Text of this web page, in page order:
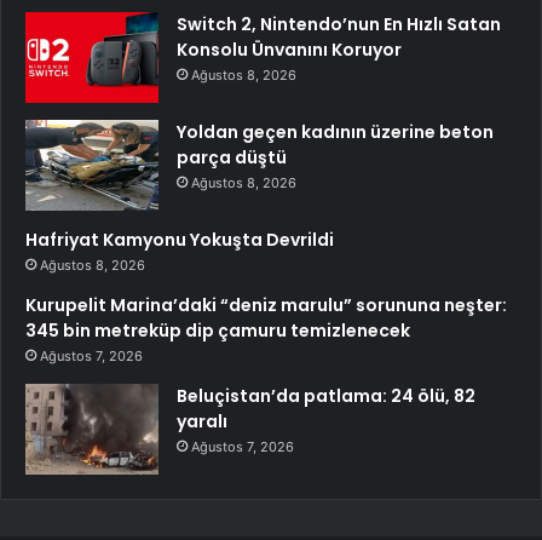
Switch 2, Nintendo’nun En Hızlı Satan
Konsolu Ünvanını Koruyor
Ağustos 8, 2026
Yoldan geçen kadının üzerine beton
parça düştü
Ağustos 8, 2026
Hafriyat Kamyonu Yokuşta Devrildi
Ağustos 8, 2026
Kurupelit Marina’daki “deniz marulu” sorununa neşter:
345 bin metreküp dip çamuru temizlenecek
Ağustos 7, 2026
Beluçistan’da patlama: 24 ölü, 82
yaralı
Ağustos 7, 2026